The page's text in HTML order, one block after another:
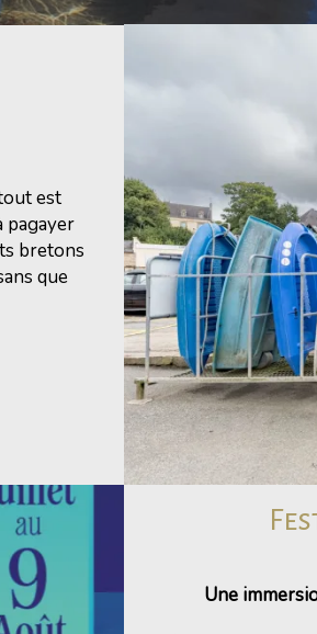
est
pagayer
bretons
que
Une